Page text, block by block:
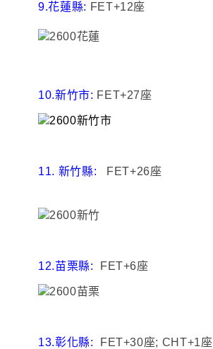
9.花蓮縣: FET+12座
10.新竹市: FET+27座
11. 新竹縣: FET+26座
12.苗栗縣: FET+6座
13.彰化縣: FET+30座; CHT+1座